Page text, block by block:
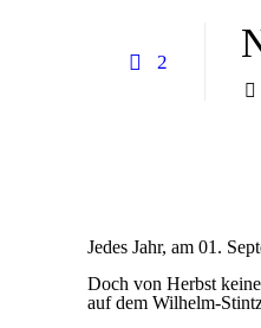
2
Jedes Jahr, am 01.
Doch von Herbst
auf dem Wilhelm-